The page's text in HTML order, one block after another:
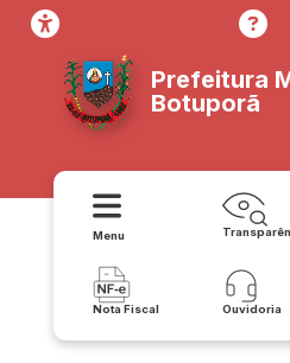
Prefeitura
Botuporã
Menu
Nota Fiscal Ouvidoria